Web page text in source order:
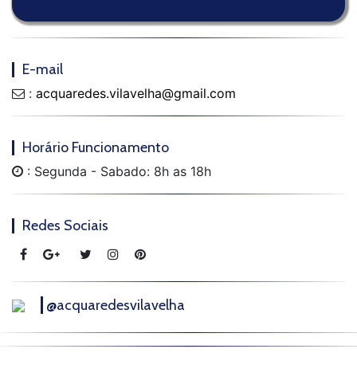
E-mail
: acquaredes.vilavelha@gmail.com
Horário Funcionamento
: Segunda - Sabado: 8h as 18h
Redes Sociais
@acquaredesvilavelha